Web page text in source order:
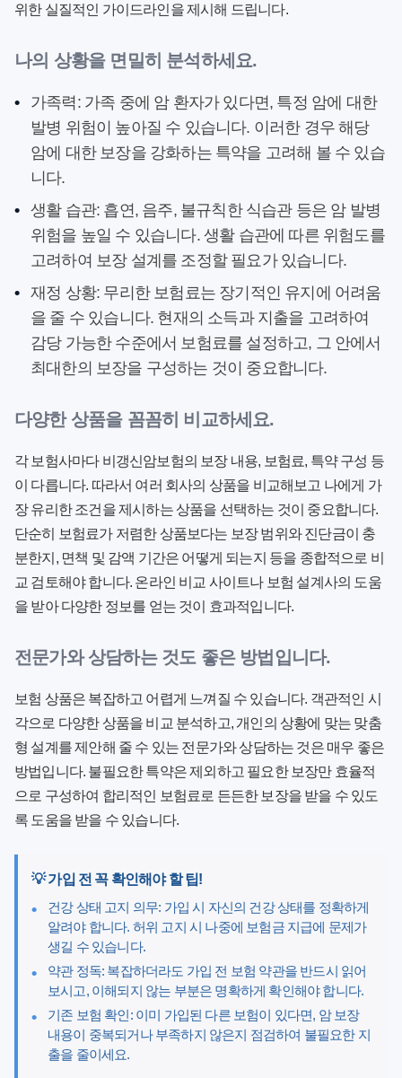
위한 실질적인 가이드라인을 제시해 드립니다.
나의 상황을 면밀히 분석하세요.
• 가족력: 가족 중에 암 환자가 있다면, 특정 암에 대한
발병 위험이 높아질 수 있습니다. 이러한 경우 해당
암에 대한 보장을 강화하는 특약을 고려해 볼 수 있습
니다.
•
생활 습관: 흡연, 음주, 불규칙한 식습관 등은 암 발병
위험을 높일 수 있습니다. 생활 습관에 따른 위험도를
고려하여 보장 설계를 조정할 필요가 있습니다.
•
재정 상황: 무리한 보험료는 장기적인 유지에 어려움
을 줄 수 있습니다. 현재의 소득과 지출을 고려하여
감당 가능한 수준에서 보험료를 설정하고, 그 안에서
최대한의 보장을 구성하는 것이 중요합니다.
다양한 상품을 꼼꼼히 비교하세요.
각 보험사마다 비갱신암보험의 보장 내용, 보험료, 특약 구성 등
이 다릅니다. 따라서 여러 회사의 상품을 비교해보고 나에게 가
장 유리한 조건을 제시하는 상품을 선택하는 것이 중요합니다.
단순히 보험료가 저렴한 상품보다는 보장 범위와 진단금이 충
분한지, 면책 및 감액 기간은 어떻게 되는지 등을 종합적으로 비
교 검토해야 합니다. 온라인 비교 사이트나 보험 설계사의 도움
을 받아 다양한 정보를 얻는 것이 효과적입니다.
전문가와 상담하는 것도 좋은 방법입니다.
보험 상품은 복잡하고 어렵게 느껴질 수 있습니다. 객관적인 시
각으로 다양한 상품을 비교 분석하고, 개인의 상황에 맞는 맞춤
형 설계를 제안해 줄 수 있는 전문가와 상담하는 것은 매우 좋은
방법입니다. 불필요한 특약은 제외하고 필요한 보장만 효율적
으로 구성하여 합리적인 보험료로 든든한 보장을 받을 수 있도
록 도움을 받을 수 있습니다.
💡가입 전 꼭 확인해야 할 팁!
•
건강 상태 고지 의무: 가입 시 자신의 건강 상태를 정확하게
알려야 합니다. 허위 고지 시 나중에 보험금 지급에 문제가
생길 수 있습니다.
•
약관 정독: 복잡하더라도 가입 전 보험 약관을 반드시 읽어
보시고, 이해되지 않는 부분은 명확하게 확인해야 합니다.
•
기존 보험 확인: 이미 가입된 다른 보험이 있다면, 암 보장
내용이 중복되거나 부족하지 않은지 점검하여 불필요한 지
출을 줄이세요.